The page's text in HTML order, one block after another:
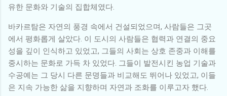
유한 문화와 기술의 집합체였다.
바카르탐은 자연의 풍경 속에서 건설되었으며, 사람들은 그곳
에서 평화롭게 살았다. 이 도시의 사람들은 협력과 연결의 중요
성을 깊이 인식하고 있었고, 그들의 사회는 상호 존중과 이해를
중시하는 문화로 가득 차 있었다. 그들이 발전시킨 농업 기술과
수공예는 그 당시 다른 문명들과 비교해도 뛰어나 있었고, 이들
은 지속 가능한 삶을 지향하며 자연과 조화를 이루고자 했다.